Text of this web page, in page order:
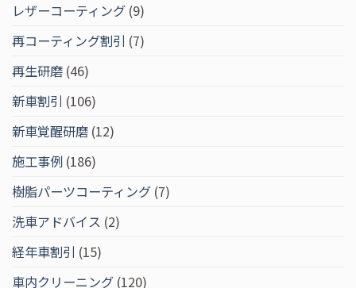
レザーコーティング (9)
再コーティング割引 (7)
再生研磨 (46)
新車割引 (106)
新車覚醒研磨 (12)
施工事例 (186)
樹脂パーツコーティング (7)
洗車アドバイス (2)
経年車割引 (15)
車内クリーニング (120)